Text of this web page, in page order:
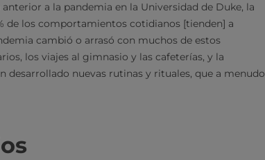
a la pandemia en la Universidad de Duke, la
de los comportamientos cotidianos [tienden] a
cambió o arrasó con muchos de estos
los viajes al gimnasio y las cafeterías, y la
nuevas rutinas y rituales, que a menudo